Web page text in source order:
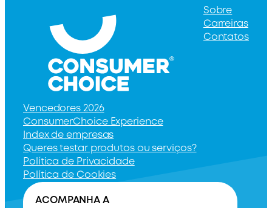
Sobre
Carreiras
Contatos
Vencedores 2026
ConsumerChoice Experience
Index de empresas
Queres testar produtos ou serviços?
Política de Privacidade
Política de Cookies
ACOMPANHA A